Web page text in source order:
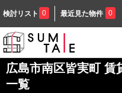
検討リスト 0 最近見た物件 0
広島市南区皆実町 賃
一覧